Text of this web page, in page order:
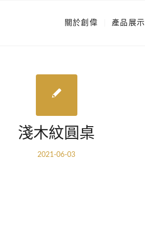
關於創偉 產品展示
淺木紋圓桌
2021-06-03